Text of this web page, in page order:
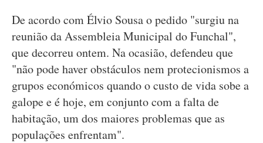
De acordo com Élvio Sousa o pedido "surgiu na
reunião da Assembleia Municipal do Funchal",
que decorreu ontem. Na ocasião, defendeu que
"não pode haver obstáculos nem protecionismos a
grupos económicos quando o custo de vida sobe a
galope e é hoje, em conjunto com a falta de
habitação, um dos maiores problemas que as
populações enfrentam".